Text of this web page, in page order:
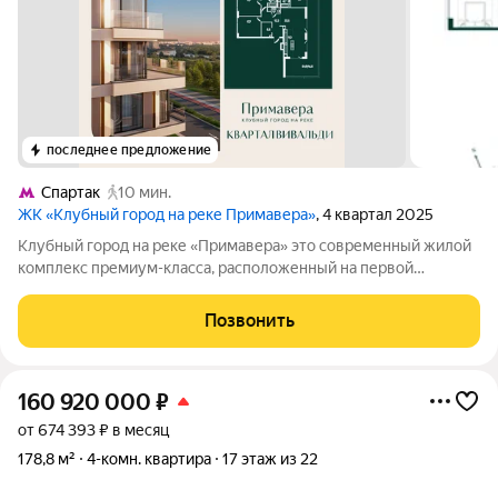
последнее предложение
Спартак
10 мин.
ЖК «Клубный город на реке Примавера», 4 квартал 2025
Клубный город на реке «Примавера» это современный жилой
комплекс премиум-класса, расположенный на первой
Покровское-Стрешнево. Под панорамными окнами квартир
находится собственный экопарк с
Позвонить
160 920 000 ₽
от 674 393 ₽ в месяц
178,8 м²
4-комн. квартира 17 этаж из 22